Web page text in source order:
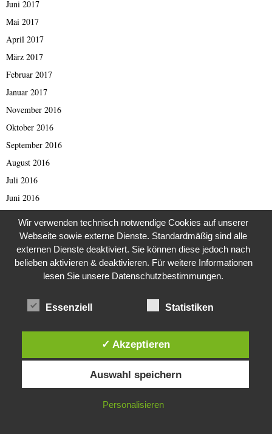
Juni 2017
Mai 2017
April 2017
März 2017
Februar 2017
Januar 2017
November 2016
Oktober 2016
September 2016
August 2016
Juli 2016
Juni 2016
April 2016
März 2016
Januar 2016
Oktober 2015
Juni 2015
August 2012
Diese Website verwendet Cookies. Durch die weitere Nutzung dieser
Website stimmst du der Verwendung von Cookies zu.
IN ORDNUNG
Wir verwenden technisch notwendige Cookies auf unserer
Webseite sowie externe Dienste. Standardmäßig sind alle
externen Dienste deaktiviert. Sie können diese jedoch nach
belieben aktivieren & deaktivieren. Für weitere Informationen
lesen Sie unsere Datenschutzbestimmungen.
Essenziell Statistiken
✓ Akzeptieren
Auswahl speichern
Personalisieren